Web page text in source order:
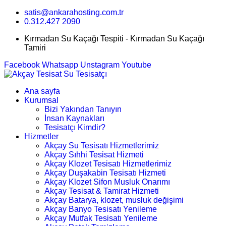
satis@ankarahosting.com.tr
0.312.427 2090
Kırmadan Su Kaçağı Tespiti - Kırmadan Su Kaçağı
Tamiri
Facebook Whatsapp Unstagram Youtube
Ana sayfa
Kurumsal
Bizi Yakından Tanıyın
İnsan Kaynakları
Tesisatçı Kimdir?
Hizmetler
Akçay Su Tesisatı Hizmetlerimiz
Akçay Sıhhi Tesisat Hizmeti
Akçay Klozet Tesisatı Hizmetlerimiz
Akçay Duşakabin Tesisatı Hizmeti
Akçay Klozet Sifon Musluk Onarımı
Akçay Tesisat & Tamirat Hizmeti
Akçay Batarya, klozet, musluk değişimi
Akçay Banyo Tesisatı Yenileme
Akçay Mutfak Tesisatı Yenileme